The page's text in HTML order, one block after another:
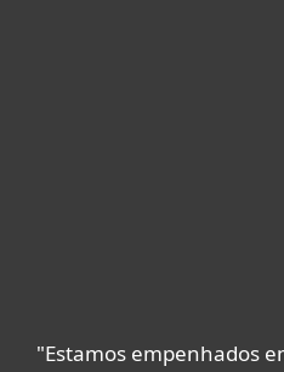
"Estamos empenhados